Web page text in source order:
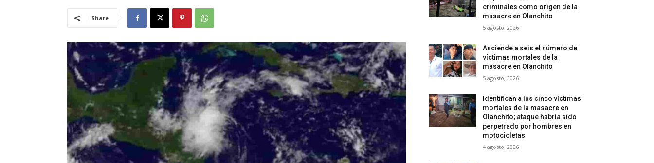
Share
criminales como origen de la
masacre en Olanchito
5 agosto, 2026
Asciende a seis el número de
víctimas mortales de la
masacre en Olanchito
5 agosto, 2026
Identifican a las cinco víctimas
mortales de la masacre en
Olanchito; ataque habría sido
perpetrado por hombres en
motocicletas
4 agosto, 2026